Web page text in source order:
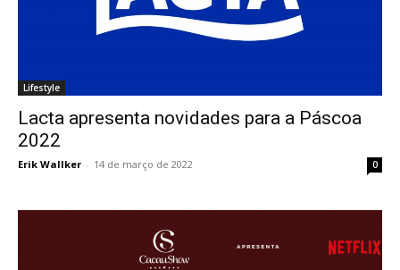
Lifestyle
Lacta apresenta novidades para a Páscoa
2022
Erik Wallker - 14 de março de 2022 0